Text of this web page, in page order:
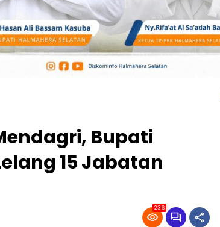
Bupati
15 Jabatan
236